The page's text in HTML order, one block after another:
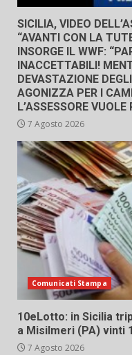
SICILIA, VIDEO
“AVANTI CON LA
INSORGE IL WWF:
INACCETTABILI!
DEVASTAZIONE
AGONIZZA PER I
L’ASSESSORE
7 Agosto 2026
Comunicati Stampa
10eLotto: in Sicilia
a Misilmeri (PA) vinti
7 Agosto 2026